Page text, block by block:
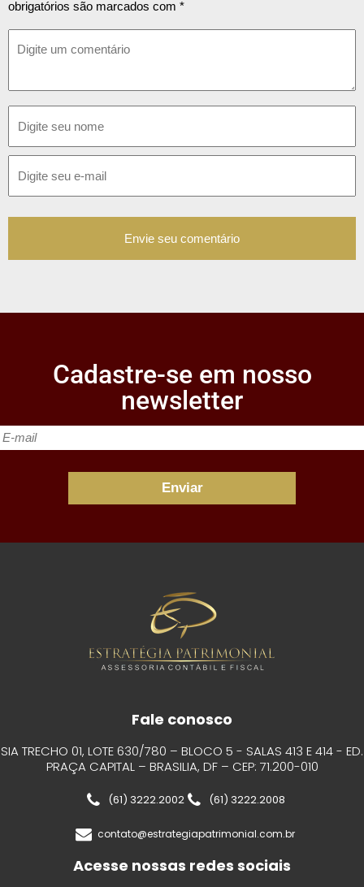
obrigatórios são marcados com *
Cadastre-se em nosso
newsletter
Fale conosco
SIA TRECHO 01, LOTE 630/780 – BLOCO 5 - SALAS 413 E 414 - ED.
PRAÇA CAPITAL – BRASILIA, DF – CEP: 71.200-010
(61) 3222.2002 (61) 3222.2008
contato@estrategiapatrimonial.com.br
Acesse nossas redes sociais